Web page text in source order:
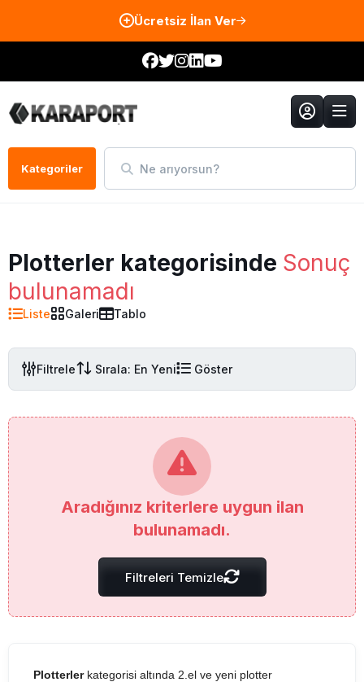
Ücretsiz İlan Ver
Kategoriler Ne arıyorsun?
Plotterler kategorisinde Sonuç
bulunamadı
Liste Galeri Tablo
Filtrele Sırala: En Yeni Göster
Aradığınız kriterlere uygun ilan
bulunamadı.
Filtreleri Temizle
Plotterler kategorisi altında 2.el ve yeni plotter